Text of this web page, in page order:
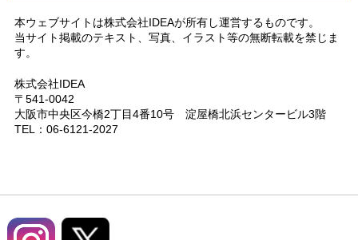
本ウェブサイトは株式会社IDEAが所有し運営するものです。
当サイト掲載のテキスト、写真、イラスト等の無断転載を禁じま
す。
株式会社IDEA
〒541-0042
大阪市中央区今橋2丁目4番10号 淀屋橋北浜センタービル3階
TEL：06-6121-2027